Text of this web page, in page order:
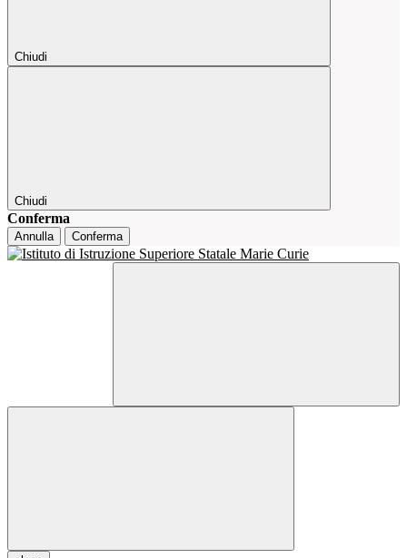
Chiudi
Chiudi
Conferma
Annulla Conferma